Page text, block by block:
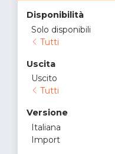
Disponibilità
Solo disponibili
Tutti
Uscita
Uscito
Tutti
Versione
Italiana
Import